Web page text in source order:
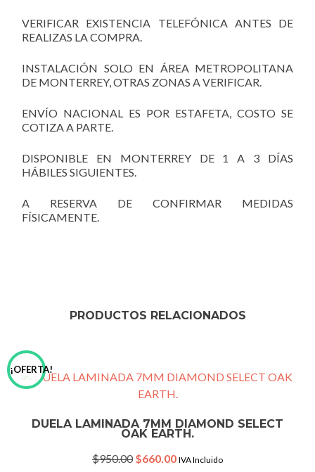
VERIFICAR EXISTENCIA TELEFÓNICA ANTES DE
REALIZAS LA COMPRA.
INSTALACIÓN SOLO EN ÁREA METROPOLITANA
DE MONTERREY, OTRAS ZONAS A VERIFICAR.
ENVÍO NACIONAL ES POR ESTAFETA, COSTO SE
COTIZA A PARTE.
DISPONIBLE EN MONTERREY DE 1 A 3 DÍAS
HÁBILES SIGUIENTES.
A RESERVA DE CONFIRMAR MEDIDAS
FÍSICAMENTE.
PRODUCTOS RELACIONADOS
¡OFERTA!
DUELA LAMINADA 7MM DIAMOND SELECT
OAK EARTH.
$950.00 Original
$660.00Current
IVA Incluido